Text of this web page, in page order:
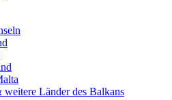
Länder des Balkans